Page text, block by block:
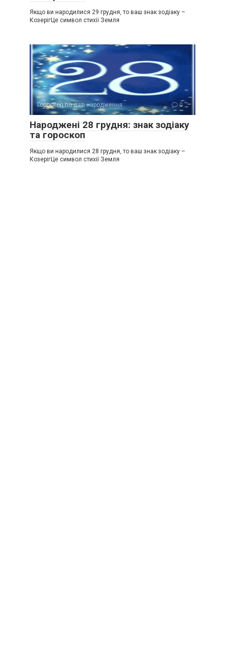
Якщо ви народилися 29 грудня, то ваш знак зодіаку –
КозерігЦе символ стихії Земля
Гороскоп по даті народження 0
Народжені 28 грудня: знак зодіаку
та гороскоп
Якщо ви народилися 28 грудня, то ваш знак зодіаку –
КозерігЦе символ стихії Земля